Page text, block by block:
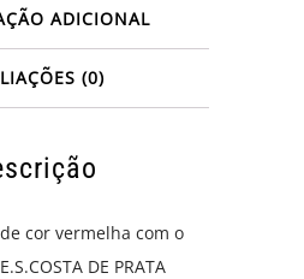
ADICIONAL
(0)
cor vermelha com o
DE PRATA